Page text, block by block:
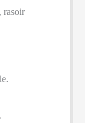
rasoir